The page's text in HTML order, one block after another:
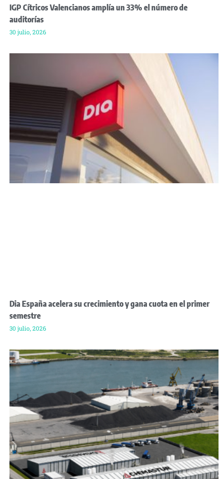
IGP Cítricos Valencianos amplía un 33% el número de
auditorías
30 julio, 2026
Dia España acelera su crecimiento y gana cuota en el primer
semestre
30 julio, 2026